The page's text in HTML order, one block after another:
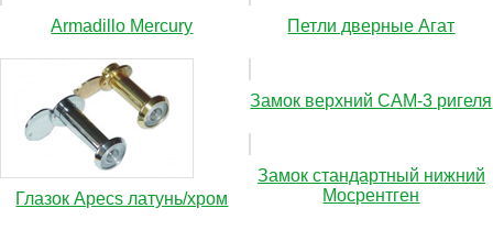
Аrmadillo Mercury Петли дверные Агат
Глазок Apecs латунь/хром
Замок верхний САМ-3 ригеля
Замок стандартный нижний
Мосрентген